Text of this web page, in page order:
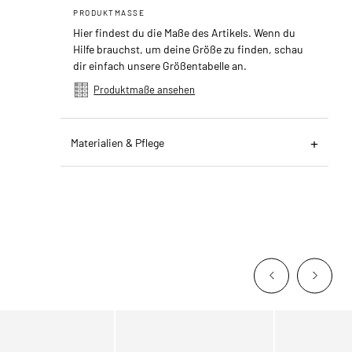
PRODUKTMASSE
Hier findest du die Maße des Artikels. Wenn du
Hilfe brauchst, um deine Größe zu finden, schau
dir einfach unsere Größentabelle an.
Produktmaße ansehen
Materialien & Pflege